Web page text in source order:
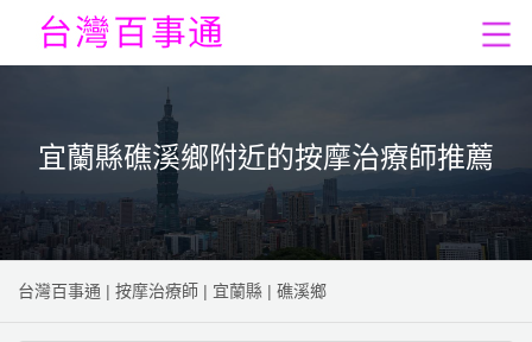
宜蘭縣礁溪鄉附近的按摩治療師推薦
台灣百事通 | 按摩治療師 | 宜蘭縣 | 礁溪鄉